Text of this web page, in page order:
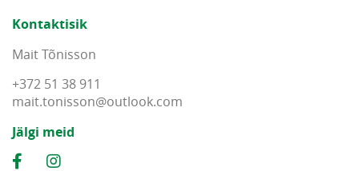
Kontaktisik
Mait Tõnisson
+372 51 38 911
mait.tonisson@outlook.com
Jälgi meid